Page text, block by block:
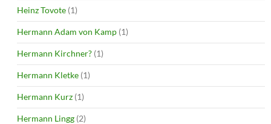
Heinz Tovote (1)
Hermann Adam von Kamp (1)
Hermann Kirchner? (1)
Hermann Kletke (1)
Hermann Kurz (1)
Hermann Lingg (2)